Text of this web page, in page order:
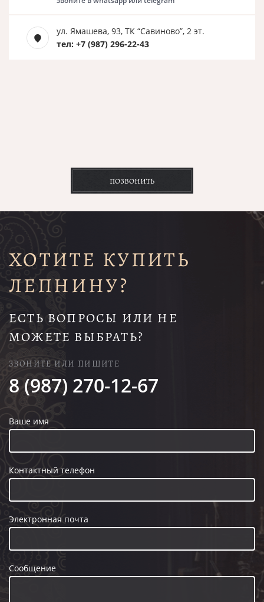
ул. Ямашева, 93, ТК “Савиново”, 2 эт.
тел: +7 (987) 296-22-43
ПОЗВОНИТЬ
ХОТИТЕ КУПИТЬ
ЛЕПНИНУ?
ЕСТЬ ВОПРОСЫ ИЛИ НЕ
МОЖЕТЕ ВЫБРАТЬ?
ЗВОНИТЕ ИЛИ ПИШИТЕ
8 (987) 270-12-67
Ваше имя
Контактный телефон
Электронная почта
Сообщение